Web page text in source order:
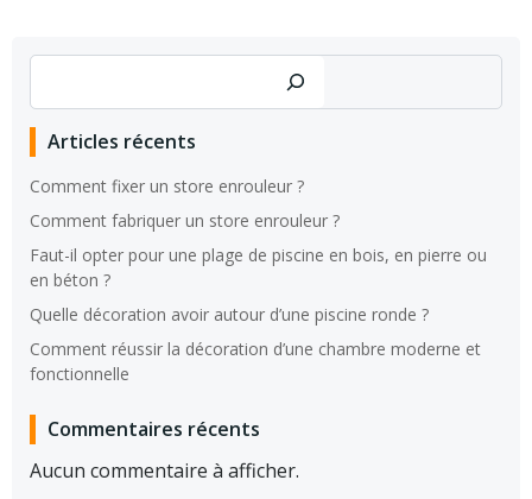
Articles récents
Comment fixer un store enrouleur ?
Comment fabriquer un store enrouleur ?
Faut-il opter pour une plage de piscine en bois, en pierre ou
en béton ?
Quelle décoration avoir autour d’une piscine ronde ?
Comment réussir la décoration d’une chambre moderne et
fonctionnelle
Commentaires récents
Aucun commentaire à afficher.